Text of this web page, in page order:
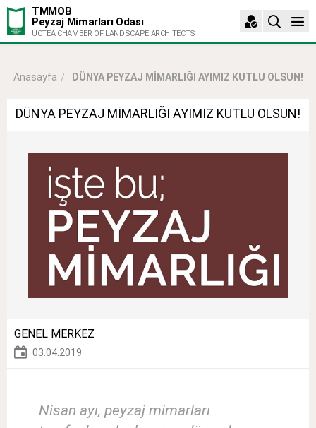
TMMOB
Peyzaj Mimarları Odası
UCTEA CHAMBER OF LANDSCAPE ARCHITECTS
Anasayfa DÜNYA PEYZAJ MİMARLIĞI AYIMIZ KUTLU OLSUN!
DÜNYA PEYZAJ MİMARLIĞI AYIMIZ KUTLU OLSUN!
GENEL MERKEZ
03.04.2019
Nisan ayı, peyzaj mimarları